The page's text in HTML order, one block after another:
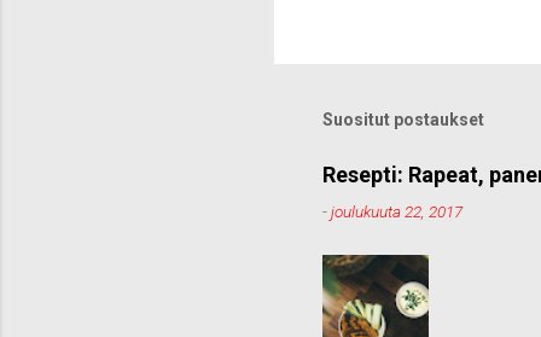
Suositut postaukset
Resepti: Rapeat,
-joulukuuta 22, 2017